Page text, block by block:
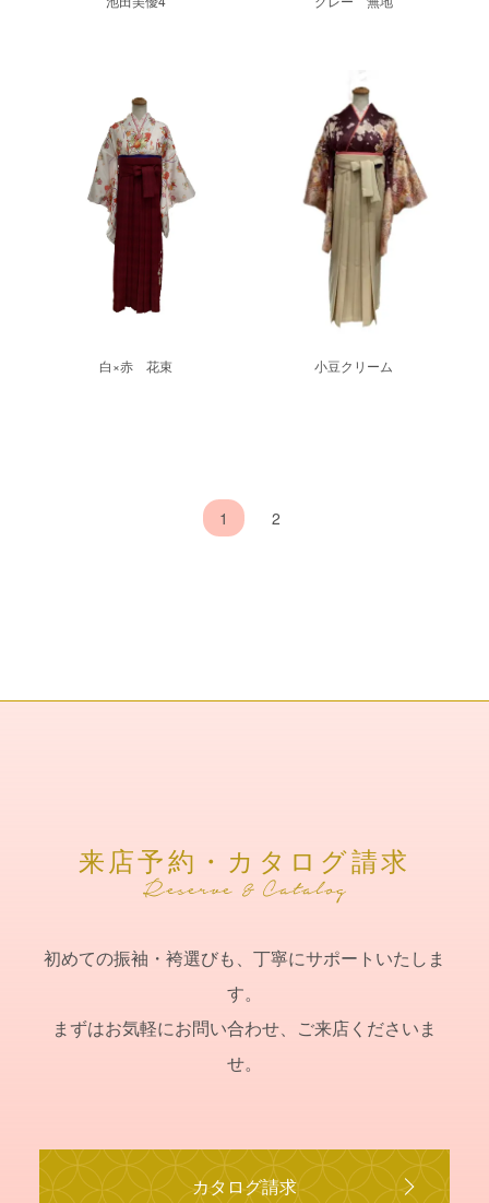
白×赤 花束 小豆クリーム
1 2
来店予約・カタログ請求
初めての振袖・袴選びも、丁寧にサポートいたしま
す。
まずはお気軽にお問い合わせ、ご来店くださいま
せ。
カタログ請求